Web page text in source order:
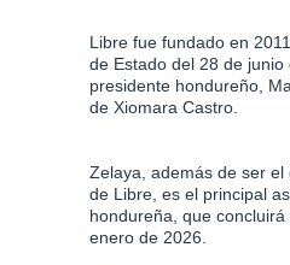
Libre fue fundado en
de Estado del 28 de
presidente hondureño,
de Xiomara Castro.
Zelaya, además de ser
de Libre, es el principal
hondureña, que
enero de 2026.